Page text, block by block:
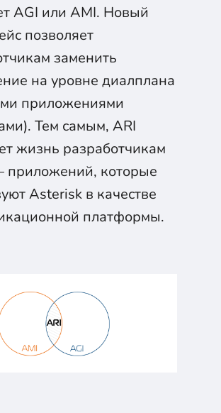
AGI или AMI. Новый
позволяет
заменить
на уровне диалплана
приложениями
Тем самым, ARI
жизнь разработчикам
приложений, которые
Asterisk в качестве
платформы.